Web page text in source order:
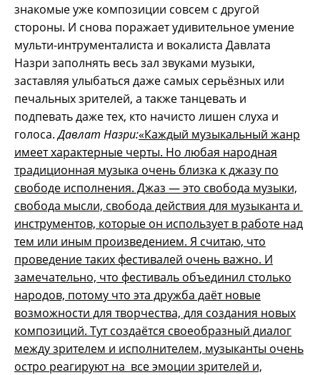
знакомые уже композиции совсем с другой
стороны. И снова поражает удивительное умение
мульти-интрументалиста и вокалиста Давлата
Назри заполнять весь зал звуками музыки,
заставляя улыбаться даже самых серьёзных или
печальных зрителей, а также танцевать и
подпевать даже тех, кто начисто лишен слуха и
голоса.Давлат Назри:«Каждый музыкальный жанр
имеет характерные черты. Но любая народная
традиционная музыка очень близка к джазу по
свободе исполнения. Джаз — это свобода музыки,
свобода мысли, свобода действия для музыканта и
инструментов, которые он использует в работе над
тем или иным произведением. Я считаю, что
проведение таких фестивалей очень важно. И
замечательно, что фестиваль объединил столько
народов, потому что эта дружба даёт новые
возможности для творчества, для создания новых
композиций. Тут создаётся своеобразный диалог
между зрителем и исполнителем, музыканты очень
остро реагируют на все эмоции зрителей и,